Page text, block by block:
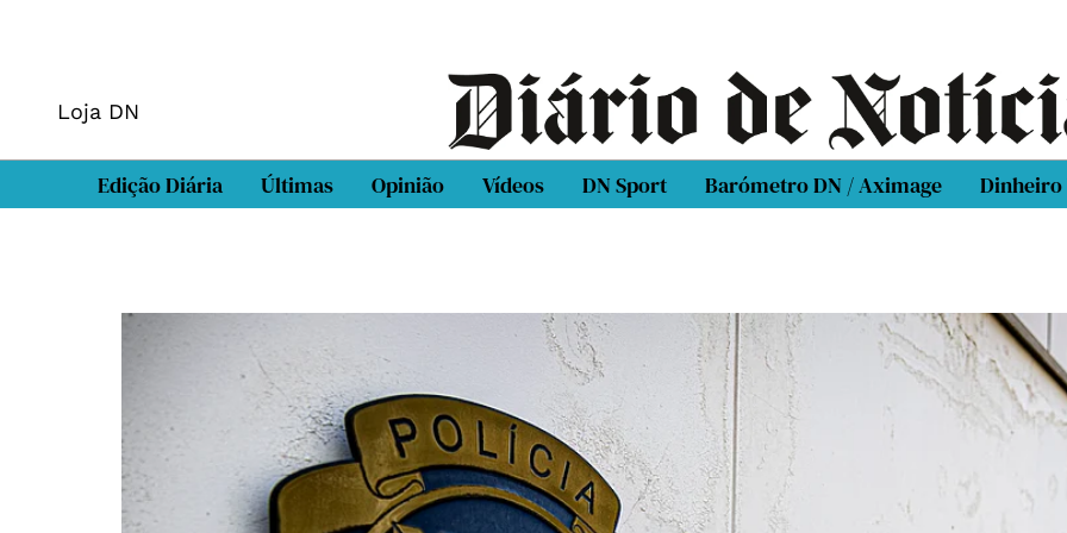
Loja DN
Edição Diária Últimas Opinião Vídeos DN Sport Barómetro DN / Aximage Dinheiro